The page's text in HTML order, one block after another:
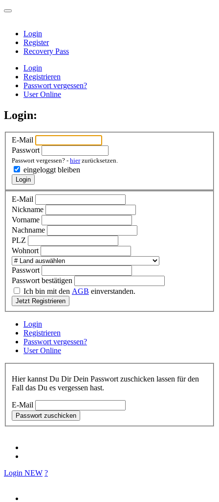
Login
Register
Recovery Pass
Login
Registrieren
Passwort vergessen?
User Online
Login:
E-Mail
Passwort
Passwort vergessen? - hierzurücksetzen.
eingeloggt bleiben
Login
E-Mail
Nickname
Vorname
Nachname
PLZ
Wohnort
Passwort
Passwort bestätigen
Ich bin mit den AGB einverstanden.
Jetzt Registrieren
Login
Registrieren
Passwort vergessen?
User Online
Hier kannst Du Dir Dein Passwort zuschicken lassen für den
Fall das Du es vergessen hast.
E-Mail
Passwort zuschicken
Login NEW ?